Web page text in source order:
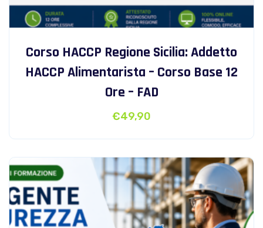
Corso HACCP Regione Sicilia: Addetto
HACCP Alimentarista – Corso Base 12
Ore – FAD
€49,90